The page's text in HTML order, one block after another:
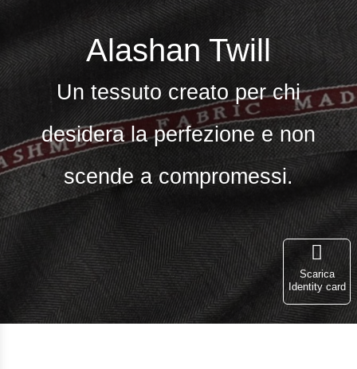
Alashan Twill
Un tessuto creato per chi
desidera la perfezione e non
scende a compromessi.
Scarica
Identity card